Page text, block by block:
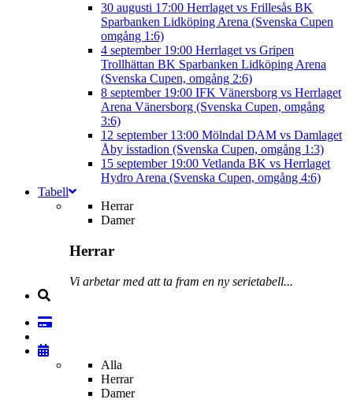
30 augusti 17:00 Herrlaget vs Frillesås BK
Sparbanken Lidköping Arena (Svenska Cupen
omgång 1:6)
4 september 19:00 Herrlaget vs Gripen
Trollhättan BK Sparbanken Lidköping Arena
(Svenska Cupen, omgång 2:6)
8 september 19:00 IFK Vänersborg vs Herrlaget
Arena Vänersborg (Svenska Cupen, omgång
3:6)
12 september 13:00 Mölndal DAM vs Damlaget
Åby isstadion (Svenska Cupen, omgång 1:3)
15 september 19:00 Vetlanda BK vs Herrlaget
Hydro Arena (Svenska Cupen, omgång 4:6)
Tabell
Herrar
Damer
Herrar
Vi arbetar med att ta fram en ny serietabell...
Alla
Herrar
Damer